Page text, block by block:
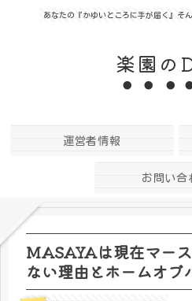
あなたの『かゆいところに手が届く』そ
楽園の
運営者情報
お問い合
MASAYAは現在マー
ない理由とホームオブ